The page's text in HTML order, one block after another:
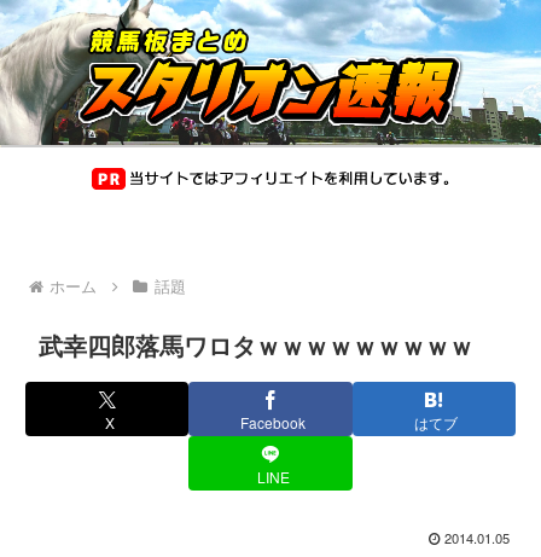
ホーム 話題
武幸四郎落馬ワロタｗｗｗｗｗｗｗｗｗ
X Facebook はてブ
LINE
2014.01.05